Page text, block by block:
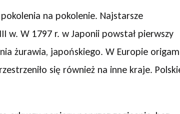
na pokolenie. Najstarsze
w. W 1797 r. w Japonii powstał pierwszy
żurawia, japońskiego. W Europie
się również na inne kraje.